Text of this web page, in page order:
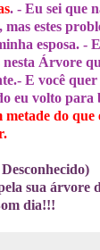
. - Eu sei que
estes
esposa. -
Árvore
E você
eu volto para
metade do
sua árvore
dia!!!